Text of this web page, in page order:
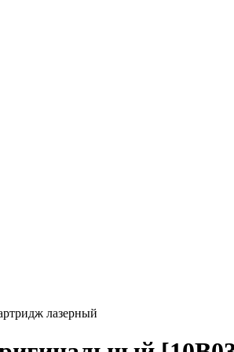
лазерный